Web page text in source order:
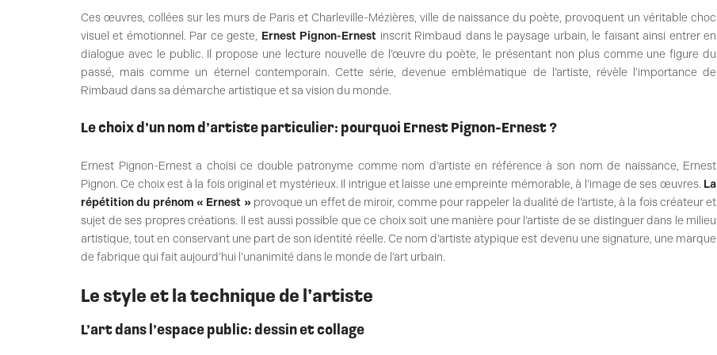
Ces œuvres, collées sur les murs de Paris et Charleville-Mézières, ville de naissance du poète, provoquent un véritable choc
visuel et émotionnel. Par ce geste, Ernest Pignon-Ernest inscrit Rimbaud dans le paysage urbain, le faisant ainsi entrer en
dialogue avec le public. Il propose une lecture nouvelle de l’œuvre du poète, le présentant non plus comme une figure du
passé, mais comme un éternel contemporain. Cette série, devenue emblématique de l’artiste, révèle l’importance de
Rimbaud dans sa démarche artistique et sa vision du monde.
Le choix d’un nom d’artiste particulier: pourquoi Ernest Pignon-Ernest ?
Ernest Pignon-Ernest a choisi ce double patronyme comme nom d’artiste en référence à son nom de naissance, Ernest
Pignon. Ce choix est à la fois original et mystérieux. Il intrigue et laisse une empreinte mémorable, à l’image de ses œuvres. La
répétition du prénom « Ernest »provoque un effet de miroir, comme pour rappeler la dualité de l’artiste, à la fois créateur et
sujet de ses propres créations. Il est aussi possible que ce choix soit une manière pour l’artiste de se distinguer dans le milieu
artistique, tout en conservant une part de son identité réelle. Ce nom d’artiste atypique est devenu une signature, une marque
de fabrique qui fait aujourd’hui l’unanimité dans le monde de l’art urbain.
Le style et la technique de l’artiste
L’art dans l’espace public: dessin et collage